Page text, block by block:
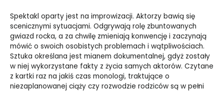
Spektakl oparty jest na improwizacji. Aktorzy bawią się
scenicznymi sytuacjami. Odgrywają rolę zbuntowanych
gwiazd rocka, a za chwilę zmieniają konwencję i zaczynają
mówić o swoich osobistych problemach i wątpliwościach.
Sztuka określana jest mianem dokumentalnej, gdyż zostały
w niej wykorzystane fakty z życia samych aktorów. Czytane
z kartki raz na jakiś czas monologi, traktujące o
niezaplanowanej ciąży czy rozwodzie rodziców są w pełni